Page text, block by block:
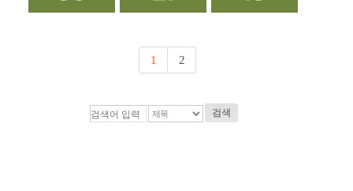
1 2
검색